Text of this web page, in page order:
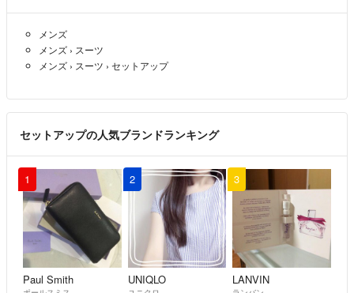
メンズ
メンズ › スーツ
メンズ › スーツ › セットアップ
セットアップの人気ブランドランキング
1
Paul Smith
2
UNIQLO
3
LANVIN